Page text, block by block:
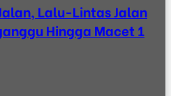
Lalu-Lintas Jalan
Hingga Macet 1